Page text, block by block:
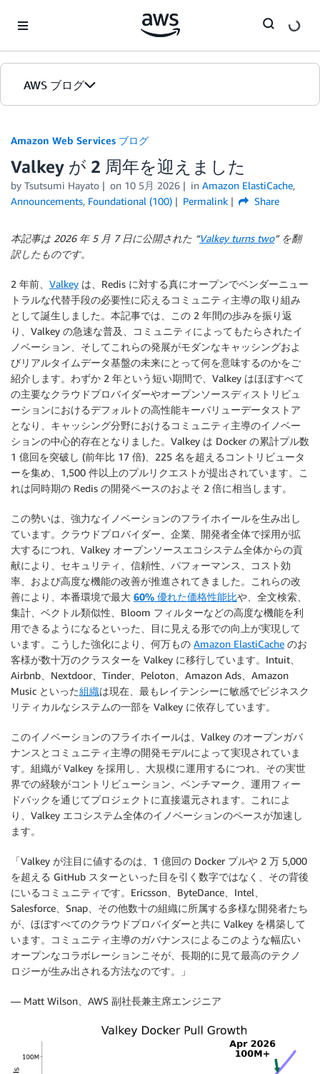
AWS ブログ
カテゴリ
エディション
Amazon Web Services ブログ
Valkey が 2 周年を迎えました
by Tsutsumi Hayato on 10 5月 2026 in Amazon ElastiCache,
Announcements, Foundational (100) Permalink Share
本記事は 2026 年 5 月 7 日に公開された “Valkey turns two” を翻
訳したものです。
2 年前、 Valkey は、Redis に対する真にオープンでベンダーニュー
トラルな代替手段の必要性に応えるコミュニティ主導の取り組み
として誕生しました。本記事では、この 2 年間の歩みを振り返
り、Valkey の急速な普及、コミュニティによってもたらされたイ
ノベーション、そしてこれらの発展がモダンなキャッシングおよ
びリアルタイムデータ基盤の未来にとって何を意味するのかをご
紹介します。わずか 2 年という短い期間で、Valkey はほぼすべて
の主要なクラウドプロバイダーやオープンソースディストリビュ
ーションにおけるデフォルトの高性能キーバリューデータストア
となり、キャッシング分野におけるコミュニティ主導のイノベー
ションの中心的存在となりました。Valkey は Docker の累計プル数
1 億回を突破し (前年比 17 倍)、225 名を超えるコントリビュータ
ーを集め、1,500 件以上のプルリクエストが提出されています。こ
れは同時期の Redis の開発ペースのおよそ 2 倍に相当します。
この勢いは、強力なイノベーションのフライホイールを生み出し
ています。クラウドプロバイダー、企業、開発者全体で採用が拡
大するにつれ、Valkey オープンソースエコシステム全体からの貢
献により、セキュリティ、信頼性、パフォーマンス、コスト効
率、および高度な機能の改善が推進されてきました。これらの改
善により、本番環境で最大 60% 優れた価格性能比や、全文検索、
集計、ベクトル類似性、Bloom フィルターなどの高度な機能を利
用できるようになるといった、目に見える形での向上が実現して
います。こうした強化により、何万もの Amazon ElastiCache のお
客様が数十万のクラスターを Valkey に移行しています。Intuit、
Airbnb、Nextdoor、Tinder、Peloton、Amazon Ads、Amazon
Music といった組織は現在、最もレイテンシーに敏感でビジネスク
リティカルなシステムの一部を Valkey に依存しています。
このイノベーションのフライホイールは、Valkey のオープンガバ
ナンスとコミュニティ主導の開発モデルによって実現されていま
す。組織が Valkey を採用し、大規模に運用するにつれ、その実世
界での経験がコントリビューション、ベンチマーク、運用フィー
ドバックを通じてプロジェクトに直接還元されます。これによ
り、Valkey エコシステム全体のイノベーションのペースが加速し
ます。
「Valkey が注目に値するのは、1 億回の Docker プルや 2 万 5,000
を超える GitHub スターといった目を引く数字ではなく、その背後
にいるコミュニティです。Ericsson、ByteDance、Intel、
Salesforce、Snap、その他数十の組織に所属する多様な開発者たち
が、ほぼすべてのクラウドプロバイダーと共に Valkey を構築して
います。コミュニティ主導のガバナンスによるこのような幅広い
オープンなコラボレーションこそが、長期的に見て最高のテクノ
ロジーが生み出される方法なのです。」
— Matt Wilson、AWS 副社長兼主席エンジニア